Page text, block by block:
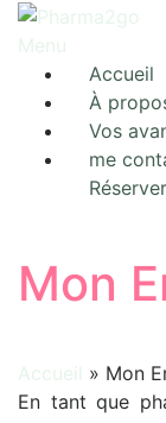
Aller
contenu
Menu
Accueil
À
Vos
me
Réserver
Mon
Accueil » Mon
En tant que